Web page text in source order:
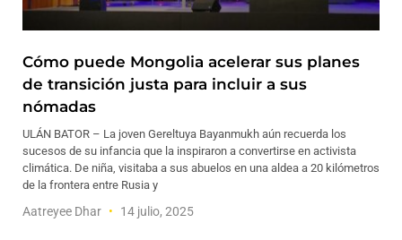
Cómo puede Mongolia acelerar sus planes
de transición justa para incluir a sus
nómadas
ULÁN BATOR – La joven Gereltuya Bayanmukh aún recuerda los
sucesos de su infancia que la inspiraron a convertirse en activista
climática. De niña, visitaba a sus abuelos en una aldea a 20 kilómetros
de la frontera entre Rusia y
Aatreyee Dhar 14 julio, 2025